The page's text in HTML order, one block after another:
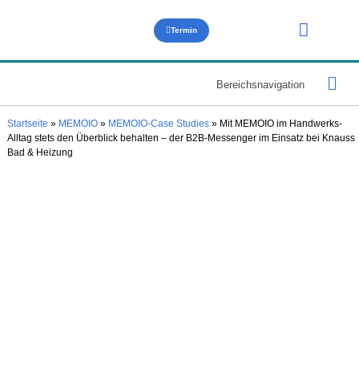
Termin
Bereichsnavigation
Startseite » MEMOIO» MEMOIO-Case Studies» Mit MEMOIO im Handwerks-
Alltag stets den Überblick behalten – der B2B-Messenger im Einsatz bei Knauss
Bad & Heizung